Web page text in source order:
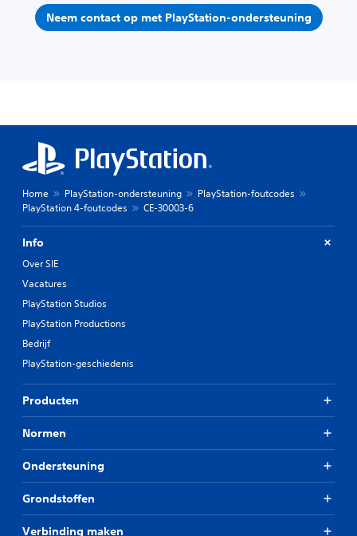
Neem contact op met PlayStation-ondersteuning
Home PlayStation-ondersteuning
PlayStation-foutcodes
PlayStation 4-foutcodes
CE-30003-6
Info
Over SIE
Vacatures
PlayStation Studios
PlayStation Productions
Bedrijf
PlayStation-geschiedenis
Producten
Normen
Ondersteuning
Grondstoffen
Verbinding maken